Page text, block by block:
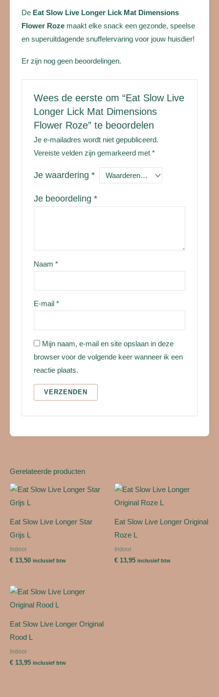
De Eat Slow Live Longer Lick Mat Dimensions
Flower Roze maakt elke snack een gezonde, speelse
en superuitdagende snuffelervaring voor jouw huisdier!
Er zijn nog geen beoordelingen.
Wees de eerste om “Eat Slow Live
Longer Lick Mat Dimensions
Flower Roze” te beoordelen
Je e-mailadres wordt niet gepubliceerd.
Vereiste velden zijn gemarkeerd met*
Je waardering*
Je beoordeling*
Naam*
E-mail*
Mijn naam, e-mail en site opslaan in deze
browser voor de volgende keer wanneer ik een
reactie plaats.
Gerelateerde producten
Eat Slow Live Longer Star
Grijs L
Indoor
€ 13,50 inclusief btw
Eat Slow Live Longer Original
Roze L
Indoor
€ 13,95 inclusief btw
Eat Slow Live Longer Original
Rood L
Indoor
€ 13,95 inclusief btw